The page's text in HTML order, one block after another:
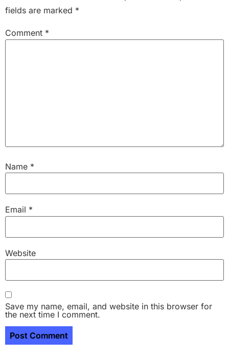
fields are marked *
Comment *
Name *
Email *
Website
Save my name, email, and website in this browser for
the next time I comment.